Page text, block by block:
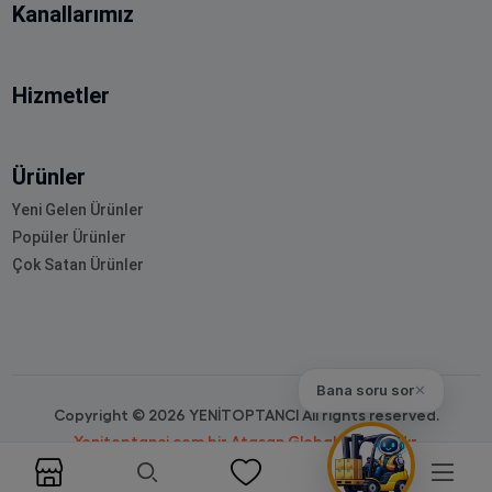
Bana soru sor✕
Kanallarımız
Hizmetler
Ürünler
Yeni Gelen Ürünler
Popüler Ürünler
Çok Satan Ürünler
Copyright © 2026 YENİTOPTANCI All rights reserved.
Yenitoptanci.com bir Atasan Global markasıdır.